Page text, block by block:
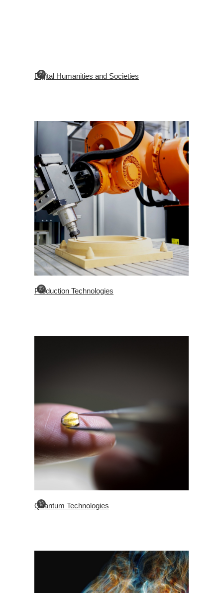
©
Digital Humanities and Societies
©
Production Technologies
©
Quantum Technologies